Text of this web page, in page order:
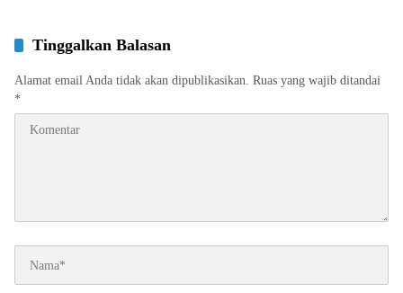
Tinggalkan Balasan
Alamat email Anda tidak akan dipublikasikan. Ruas yang wajib ditandai
*